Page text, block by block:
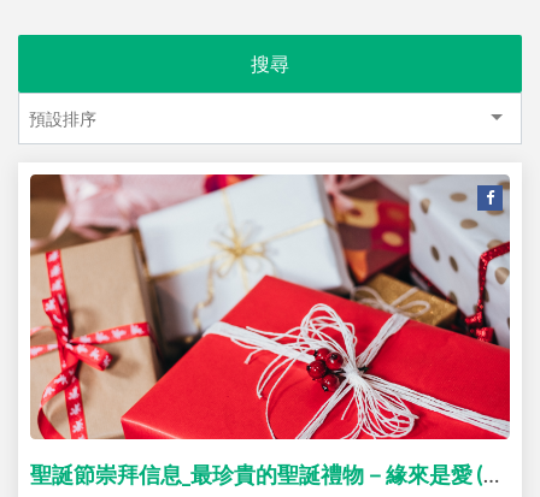
搜尋
預設排序
聖誕節崇拜信息_最珍貴的聖誕禮物－緣來是愛 (P1-P6)